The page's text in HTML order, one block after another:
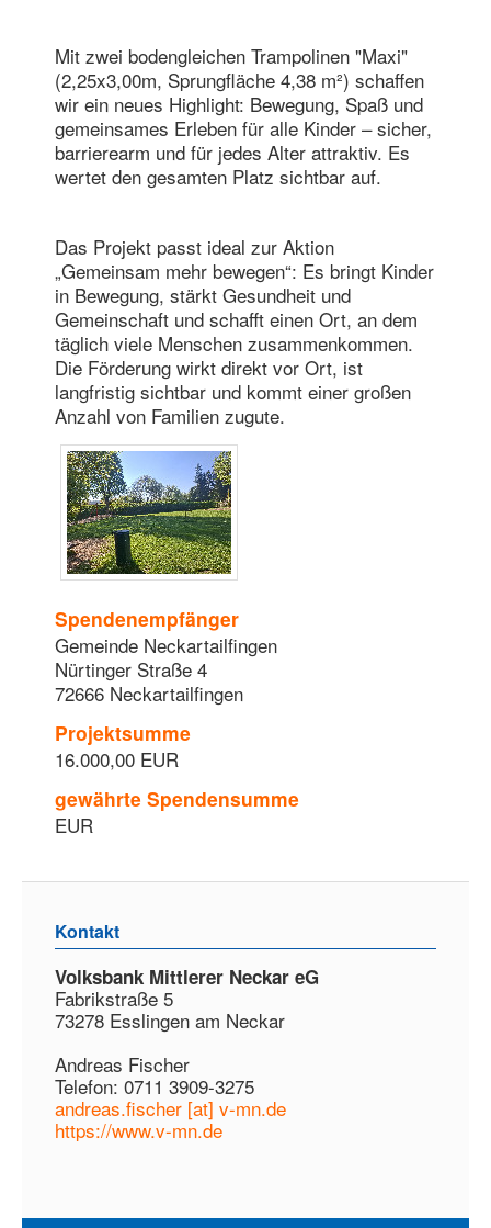
Mit zwei bodengleichen Trampolinen "Maxi"
(2,25x3,00m, Sprungfläche 4,38 m²) schaffen
wir ein neues Highlight: Bewegung, Spaß und
gemeinsames Erleben für alle Kinder – sicher,
barrierearm und für jedes Alter attraktiv. Es
wertet den gesamten Platz sichtbar auf.
Das Projekt passt ideal zur Aktion
„Gemeinsam mehr bewegen“: Es bringt Kinder
in Bewegung, stärkt Gesundheit und
Gemeinschaft und schafft einen Ort, an dem
täglich viele Menschen zusammenkommen.
Die Förderung wirkt direkt vor Ort, ist
langfristig sichtbar und kommt einer großen
Anzahl von Familien zugute.
Spendenempfänger
Gemeinde Neckartailfingen
Nürtinger Straße 4
72666 Neckartailfingen
Projektsumme
16.000,00 EUR
gewährte Spendensumme
EUR
Kontakt
Volksbank Mittlerer Neckar eG
Fabrikstraße 5
73278 Esslingen am Neckar
Andreas Fischer
Telefon: 0711 3909-3275
andreas.fischer [at] v-mn.de
https://www.v-mn.de